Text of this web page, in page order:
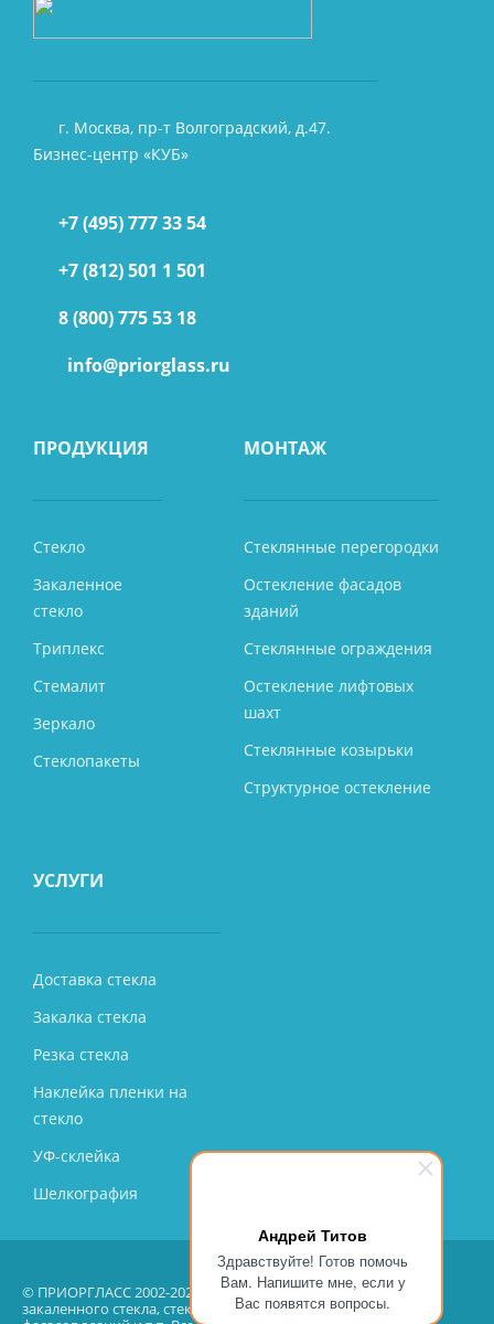
Андрей Титов
Здравствуйте! Готов помочь
Вам. Напишите мне, если у
Вас появятся вопросы.
г. Москва, пр-т Волгоградский, д.47.
Бизнес-центр «КУБ»
+7 (495) 777 33 54
+7 (812) 501 1 501
8 (800) 775 53 18
info@priorglass.ru
ПРОДУКЦИЯ
Стекло
Закаленное
стекло
Триплекс
Стемалит
Зеркало
Стеклопакеты
МОНТАЖ
Стеклянные перегородки
Остекление фасадов
зданий
Стеклянные ограждения
Остекление лифтовых
шахт
Стеклянные козырьки
Структурное остекление
УСЛУГИ
Доставка стекла
Закалка стекла
Резка стекла
Наклейка пленки на
стекло
УФ-склейка
Шелкография
© ПРИОРГЛАСС 2002-2026 – производство, продажа, монтаж
закаленного стекла, стеклянных перегородок, остекление